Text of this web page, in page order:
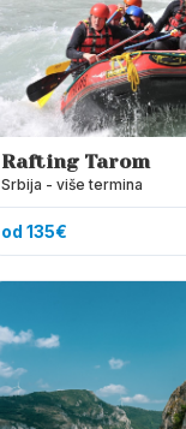
Rafting Tarom
Srbija - više termina
od 135€